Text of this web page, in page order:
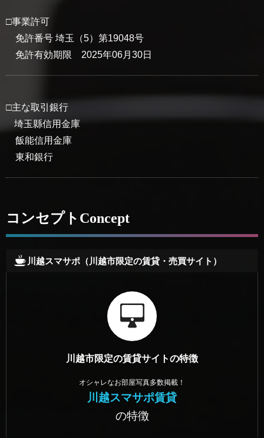
□事業許可
免許番号 埼玉（5）第19048号
免許有効期限 2025年06月30日
□主な取引銀行
埼玉縣信用金庫
飯能信用金庫
東和銀行
コンセプト Concept
川越スマサポ（川越市限定の賃貸・売買サイト）
川越市限定の賃貸サイトの特徴
オシャレなお部屋写真多数掲載！
川越スマサポ賃貸
の特徴